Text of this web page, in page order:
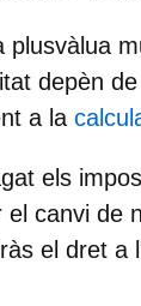
plusvàlua
depèn
a la
els
el canvi de
el dret a